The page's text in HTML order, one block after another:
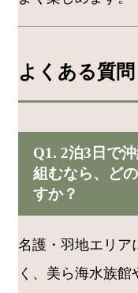
よくある質問
Q1. 2泊3日で
組むなら、ど
すか？
名護・羽地エリア
く、美ら海水族